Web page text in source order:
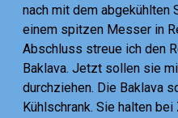
nach mit dem abgekühlten
einem spitzen Messer in
Abschluss streue ich den
Baklava. Jetzt sollen sie
durchziehen. Die Baklava
Kühlschrank. Sie halten